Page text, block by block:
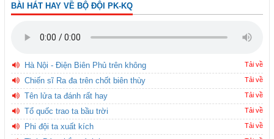
BÀI HÁT HAY VỀ BỘ ĐỘI PK-KQ
Hà Nội - Điện Biên Phủ trên không Tải về
Chiến sĩ Ra đa trên chốt biên thùy Tải về
Tên lửa ta đánh rất hay Tải về
Tổ quốc trao ta bầu trời Tải về
Phi đội ta xuất kích Tải về